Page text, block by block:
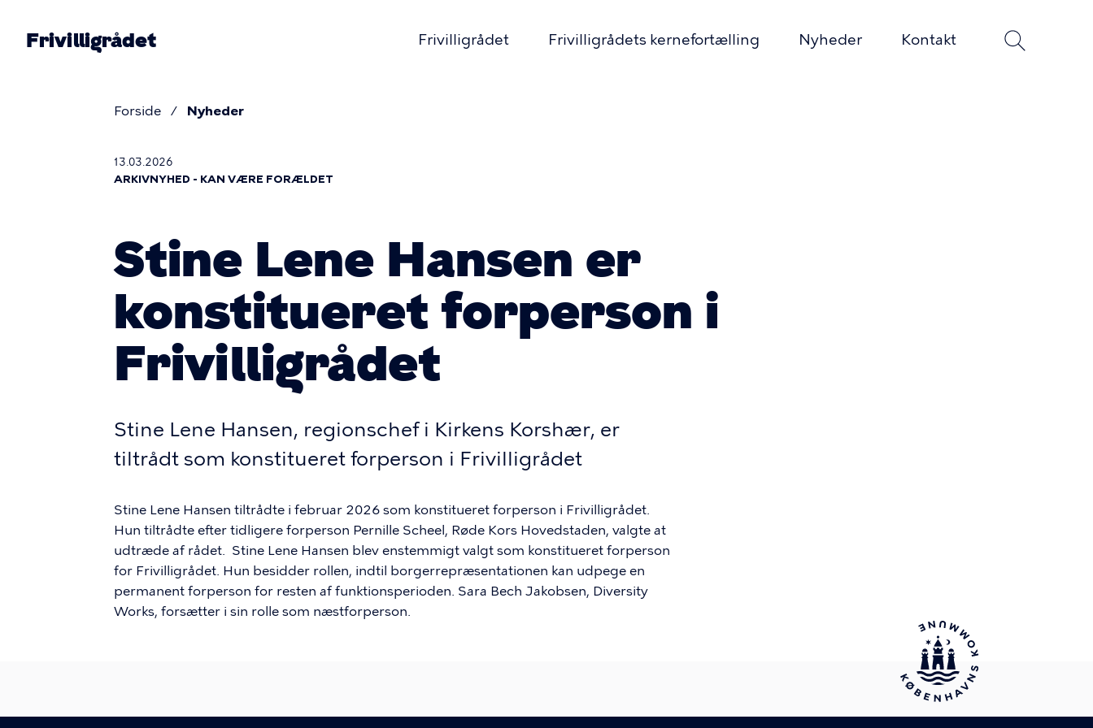
hovedindhold
Frivilligrådet
navigation
Frivilligrådet Frivilligrådets kernefortælling Nyheder Kontakt
Brødkrumme
Forside Nyheder
13.03.2026
ARKIVNYHED - KAN VÆRE FORÆLDET
Stine Lene Hansen er
konstitueret forperson i
Frivilligrådet
Stine Lene Hansen, regionschef i Kirkens Korshær, er
tiltrådt som konstitueret forperson i Frivilligrådet
Stine Lene Hansen tiltrådte i februar 2026 som konstitueret forperson i Frivilligrådet.
Hun tiltrådte efter tidligere forperson Pernille Scheel, Røde Kors Hovedstaden, valgte at
udtræde af rådet. Stine Lene Hansen blev enstemmigt valgt som konstitueret forperson
for Frivilligrådet. Hun besidder rollen, indtil borgerrepræsentationen kan udpege en
permanent forperson for resten af funktionsperioden. Sara Bech Jakobsen, Diversity
Works, forsætter i sin rolle som næstforperson.